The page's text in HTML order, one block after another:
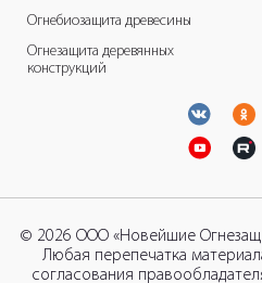
Огнебиозащита древесины
Огнезащита деревянных
конструкций
© 2026 ООО «Новейшие
Любая перепечатка
согласования